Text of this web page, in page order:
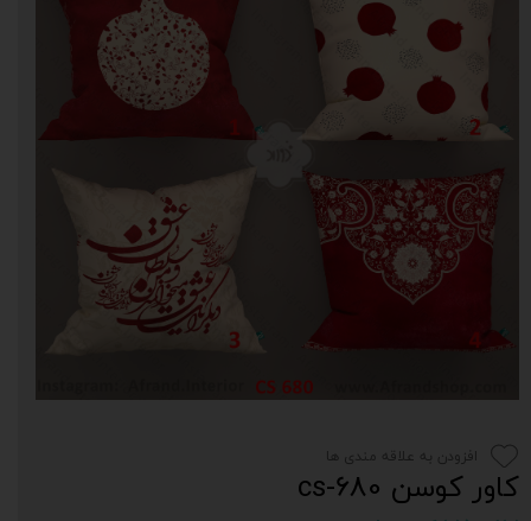
کاور کوسن cs-680
افزودن به علاقه مندی ها